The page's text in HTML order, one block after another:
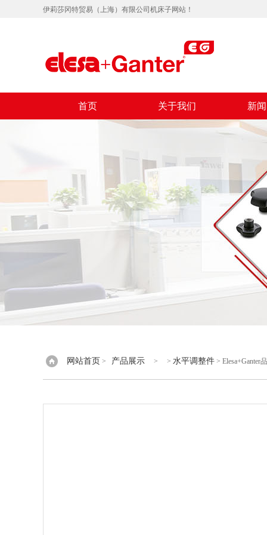
伊莉莎冈特贸易（上海）有限公司机床子网站！
首页 关于我们 新
网站首页 > 产品展示 > > 水平调整件 > Elesa+Ganter